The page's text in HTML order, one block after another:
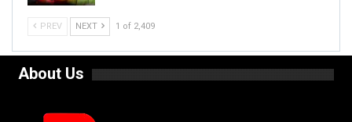
PREV NEXT 1 of 2,409
About Us